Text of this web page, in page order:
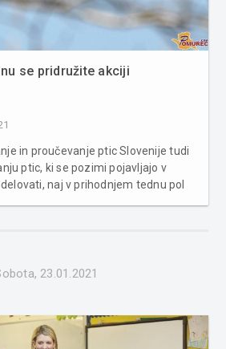
se pridružite akciji
in proučevanje ptic Slovenije tudi
ptic, ki se pozimi pojavljajo v
naj v prihodnjem tednu pol
23.01.2021